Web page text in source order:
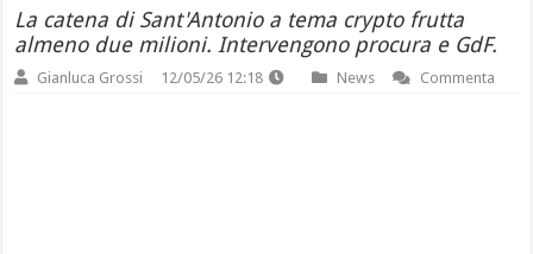
La catena di Sant'Antonio a tema crypto frutta
almeno due milioni. Intervengono procura e GdF.
Gianluca Grossi 12/05/26 12:18 News Commenta